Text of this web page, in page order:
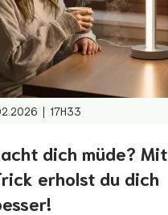
| 17H33
dich müde? Mit
erholst du dich